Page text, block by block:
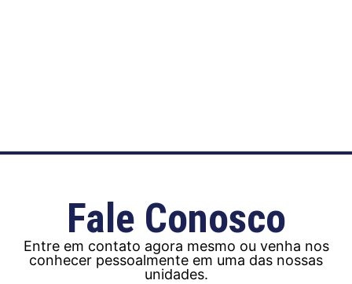
Fale Conosco
Entre em contato agora mesmo ou venha nos
conhecer pessoalmente em uma das nossas
unidades.